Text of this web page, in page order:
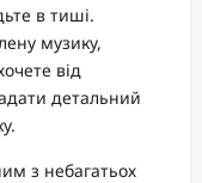
в тиші.
музику,
від
детальний
з небагатьох